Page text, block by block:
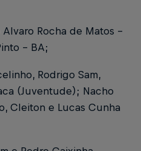
Rocha de Matos –
– BA;
Rodrigo Sam,
(Juventude); Nacho
Cleiton e Lucas Cunha